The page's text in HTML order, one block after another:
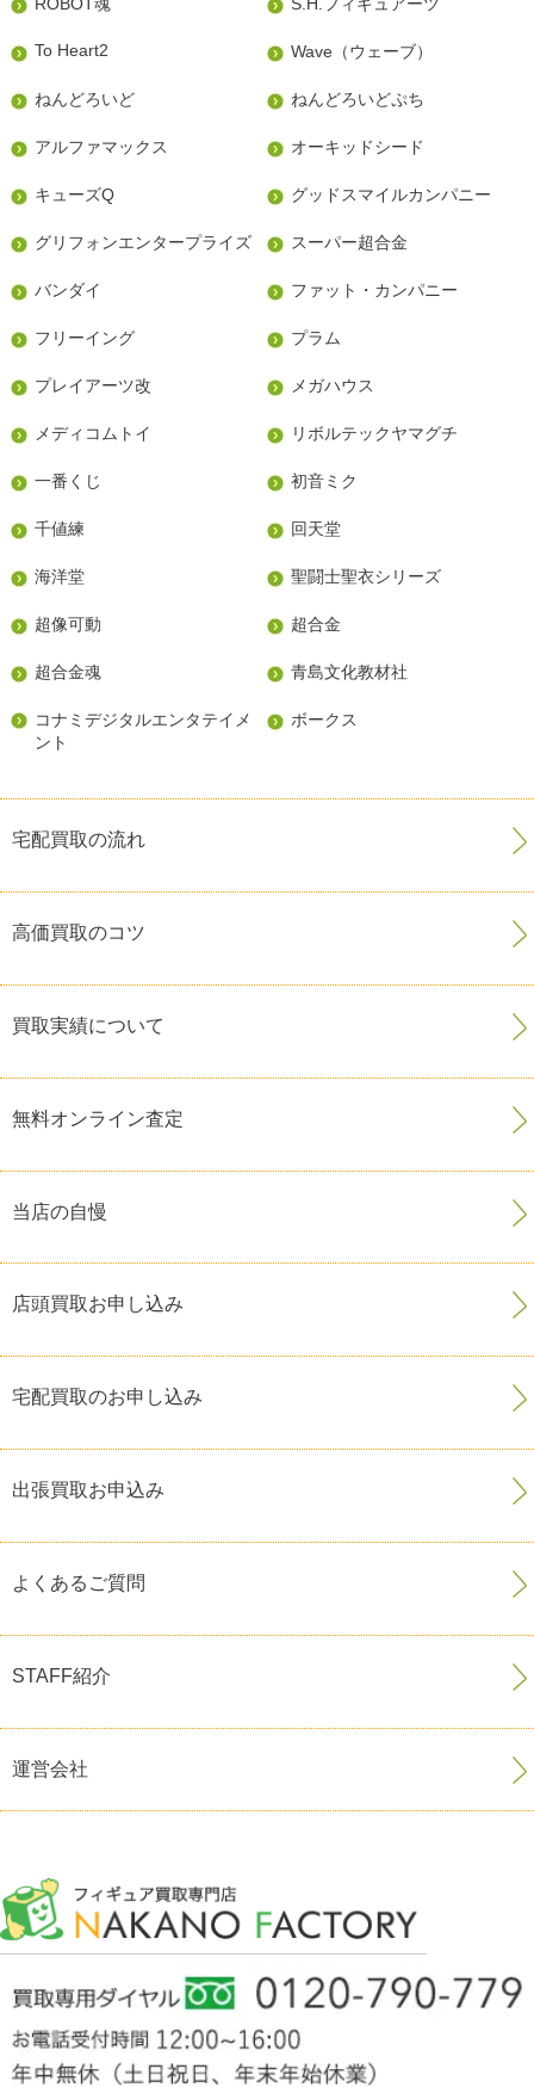
To Heart2 Wave（ウェーブ）
ねんどろいど ねんどろいどぷち
アルファマックス オーキッドシード
キューズQ グッドスマイルカンパニー
グリフォンエンタープライズ スーパー超合金
バンダイ ファット・カンパニー
フリーイング プラム
プレイアーツ改 メガハウス
メディコムトイ リボルテックヤマグチ
一番くじ 初音ミク
千値練 回天堂
海洋堂 聖闘士聖衣シリーズ
超像可動 超合金
超合金魂 青島文化教材社
コナミデジタルエンタテイメ
ント
ボークス
宅配買取の流れ
高価買取のコツ
買取実績について
無料オンライン査定
当店の自慢
店頭買取お申し込み
宅配買取のお申し込み
出張買取お申込み
よくあるご質問
STAFF紹介
運営会社